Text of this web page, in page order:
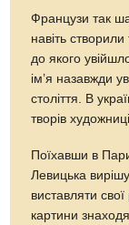
Французи так
навіть
до якого
ім’я назавжди
століття. В
творів
Поїхавши в
Левицька
виставляти
картини